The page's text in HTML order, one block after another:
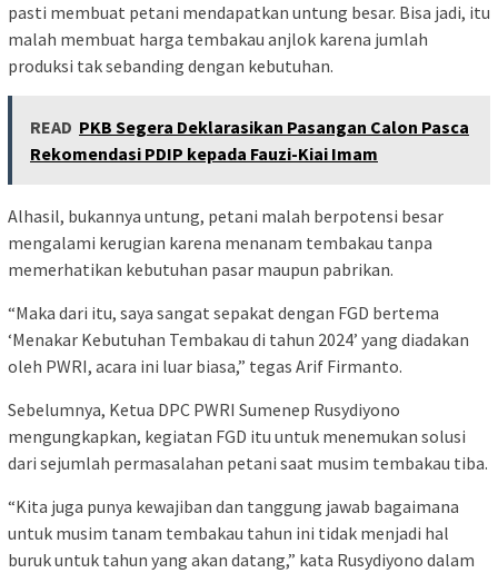
pasti membuat petani mendapatkan untung besar. Bisa jadi, itu
malah membuat harga tembakau anjlok karena jumlah
produksi tak sebanding dengan kebutuhan.
READ PKB Segera Deklarasikan Pasangan Calon Pasca
Rekomendasi PDIP kepada Fauzi-Kiai Imam
Alhasil, bukannya untung, petani malah berpotensi besar
mengalami kerugian karena menanam tembakau tanpa
memerhatikan kebutuhan pasar maupun pabrikan.
“Maka dari itu, saya sangat sepakat dengan FGD bertema
‘Menakar Kebutuhan Tembakau di tahun 2024’ yang diadakan
oleh PWRI, acara ini luar biasa,” tegas Arif Firmanto.
Sebelumnya, Ketua DPC PWRI Sumenep Rusydiyono
mengungkapkan, kegiatan FGD itu untuk menemukan solusi
dari sejumlah permasalahan petani saat musim tembakau tiba.
“Kita juga punya kewajiban dan tanggung jawab bagaimana
untuk musim tanam tembakau tahun ini tidak menjadi hal
buruk untuk tahun yang akan datang,” kata Rusydiyono dalam